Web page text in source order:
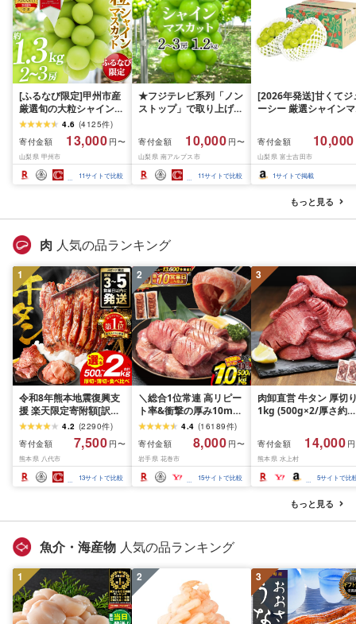
[ふるなび限定]甲州市産
厳選旬の大粒シャインマ
スカット 約1.3kg 2〜3
房[2026年発送]
(MG)B12-472 FN-
Limited-VO シャインマ
スカット フルーツ
4.6 (4125件)
寄付金額
13,000 円〜
山梨県 甲州市
11サイトで比較
★フジテレビ系列「ノン
ストップ」で取り上げら
先行予約]南アルプス市
産シャインマスカット
1.2kg以上(2〜3房)ふる
さと納税 おすすめ 山梨
県 南アルプス市 送料無
寄付金額 10,000 円〜
山梨県 南アルプス市
11サイトで比較
[2026年発送]甘くてジ
ーシー 厳選シャインマ
月前半(1〜15日)から
月下旬までの発送) フ
ーツ ぶどう 果物 山梨
産 2026 旬 大粒 高級
寄付金額 10,000
山梨県 富士吉田市
1サイトで掲載
もっと見る
肉 人気の品ランキング
1
令和8年熊本地震復興支
援 楽天限定寄附額[訳あ
り]牛タン 500g〜2kg 肉
牛肉 訳あり 牛タン 冷凍
小分け 厚切り 薄切り 食
べ比べ 500g 1kg 1.5kg
2kg 牛 人気 ビーフ 牛た
ん ふるさと納税 ランキ
4.2 (2290件)
寄付金額
7,500 円〜
熊本県 八代市
13サイトで比較
2
＼総合1位常連 高リピー
ト率&衝撃の厚み10mm
厚切り牛タン 塩味/ ≪ス
ピード発送!!10営業日以
内発送≫ 選べる内容量
500g / 1kg 定期便 毎月
届く 牛肉 肉 BBQ ふるさ
と 人気 ランキング 岩手
4.4 (16189件)
寄付金額
8,000 円〜
岩手県 花巻市
15サイトで比較
3
肉卸直営 牛タン 厚切
1kg (500g×2/厚さ約
牛肉 焼肉 冷凍 スライ
業務用 バーベキュー
BBQ おつまみ ギフト
祝い お中元 夏ギフト
寄付金額 14,000
熊本県 水上村
5サイトで比
もっと見る
魚介・海産物 人気の品ランキング
1 2 3